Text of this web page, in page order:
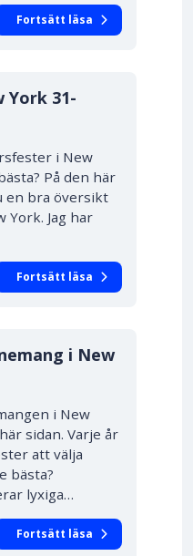
Fortsätt läsa
York 31-
i New
På den här
en bra översikt
York. Jag har
Fortsätt läsa
i New
i New
sidan. Varje år
att välja
bästa?
lyxiga…
Fortsätt läsa